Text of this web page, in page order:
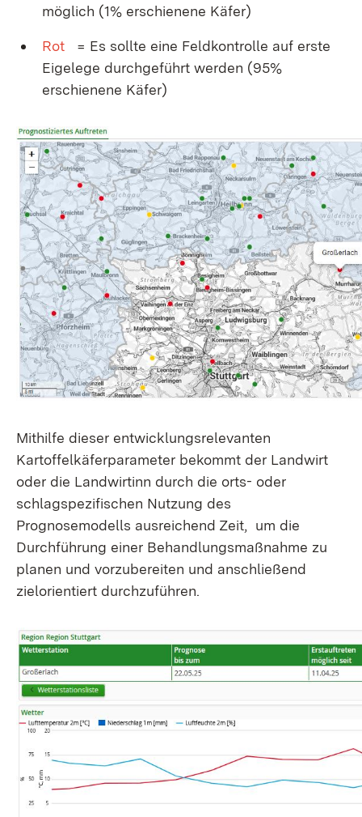
möglich (1% erschienene Käfer)
Rot = Es sollte eine Feldkontrolle auf erste
Eigelege durchgeführt werden (95%
erschienene Käfer)
Mithilfe dieser entwicklungsrelevanten
Kartoffelkäferparameter bekommt der Landwirt
oder die Landwirtinn durch die orts- oder
schlagspezifischen Nutzung des
Prognosemodells ausreichend Zeit, um die
Durchführung einer Behandlungsmaßnahme zu
planen und vorzubereiten und anschließend
zielorientiert durchzuführen.